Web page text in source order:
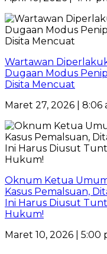
Wartawan
Dugaan Modus
Disita Mencuat
Maret 27, 2026 | 8:06
Oknum Ketua
Kasus Pemalsuan,
Ini Harus Diusut
Hukum!
Maret 10, 2026 | 5:00